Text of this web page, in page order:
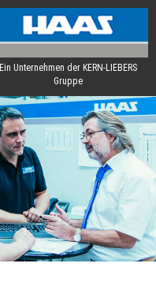
Ein Unternehmen der KERN-LIEBERS
Gruppe